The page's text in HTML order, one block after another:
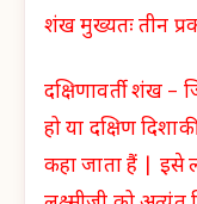
शंख मुख्यतः तीन
दक्षिणावर्ती शंख
हो या दक्षिण
कहा जाता हैं | इसे